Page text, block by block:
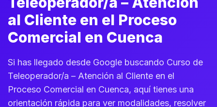
al Cliente en el Proceso
Comercial en Cuenca
Si has llegado desde Google buscando Curso de
Teleoperador/a – Atención al Cliente en el
Proceso Comercial en Cuenca, aquí tienes una
orientación rápida para ver modalidades, resolver